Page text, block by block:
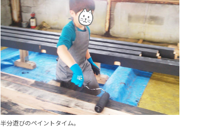
半分遊びのペイントタイム。